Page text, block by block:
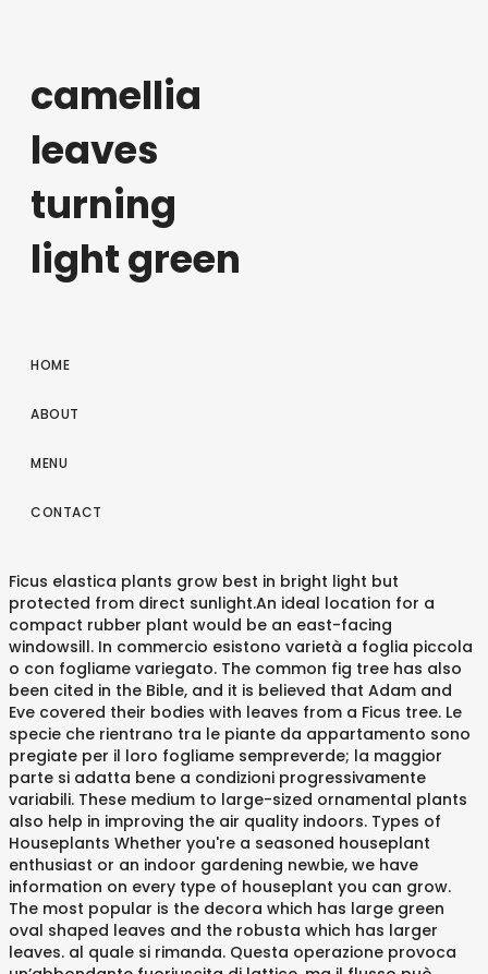
camellia
leaves
turning
light green
HOME
ABOUT
MENU
CONTACT
Ficus elastica plants grow best in bright light but protected from direct sunlight.An ideal location for a compact rubber plant would be an east-facing windowsill. In commercio esistono varietà a foglia piccola o con fogliame variegato. The common fig tree has also been cited in the Bible, and it is believed that Adam and Eve covered their bodies with leaves from a Ficus tree. Le specie che rientrano tra le piante da appartamento sono pregiate per il loro fogliame sempreverde; la maggior parte si adatta bene a condizioni progressivamente variabili. These medium to large-sized ornamental plants also help in improving the air quality indoors. Types of Houseplants Whether you're a seasoned houseplant enthusiast or an indoor gardening newbie, we have information on every type of houseplant you can grow. The most popular is the decora which has large green oval shaped leaves and the robusta which has larger leaves. al quale si rimanda. Questa operazione provoca un’abbondante fuoriuscita di lattice, ma il flusso può essere fermato con l'applicazione sulla ferita di polvere di carbone o di cenere di sigaretta. La specie originaria è ora poco usata perché le vengono preferite alcune varietà migliorate. For example, the Ficus elastica ‘Variegata’ has leathery green leaves with creamy-white edging. Apprezzata anche per la facilità di coltivazione, vive bene in ambienti molto luminosi, ma non a contatto diretto dei raggi solari. In genere quando si sposta una pianta dalla casa all’aperto è sempre consigliabile farlo in maniera graduale ed attendendo la primavera inoltrata, quando le temperature sono più miti e non c'è il rischio di bruschi sbalzi di temperatura che potrebbero provocare … Il Ficus elastica è una pianta ornamentale che può essere moltiplicata mediante talea di ramo nel periodo giugno – settembre. Able to reach 100 feet in Utilizziamo un buon terriccio ricco e soffice, molto ben drenato; possiamo preparare un terreno adatto mescolando del terriccio universale bilanciato con poca sabbia e poca corteccia sminuzzata, così da creare il terreno ideale per la messa a dimora di questo ficus, che richiede un terriccio che consenta un ottimo drenaggio, capace di evitare i ristagni idrici. Ficus is a genus in the Moraceae family. For species like F. lyrata and F. elastica, this is a major concern since these plants boast beautiful broad leaves which is a waste when they all end up on the floor leaving one a bare tree.. Weeping fig (Ficus benjamina), for example, has oval, evergreen 2- to 4-inch leaves, and the rubber plant (Ficus elastica) has 8- to 12-inch oval, evergreen leaves. Ficus elastico è facilmente coltivabile, è consigliato per i principianti. In genere quando si sposta una pianta dalla casa all’aperto è sempre consigliabile farlo in maniera graduale ed attendendo la primavera inoltrata, quando le temperature sono più miti e non c'è il rischio di bruschi sbalzi di temperatura che potrebbero provocare sofferenza alla pianta. The Ficus Elastica, also known as the rubber tree, probably already engrossed you with it’s beauty by now. Il Ficus elastica è una delle piante da interno più viste e conosciute: è il momento di imparare a prendersi cura di lei.. Originaria delle zone tropicali dell’Asia è una specie arborea che in natura può raggiungere anche 30 metri d’altezza. There are a number of Ficus elastica varieties grown successfully indoors which includes, "the most common one" F.elastica decora (has shiny leather type leaves which grow to a foot long), F.elastica robusta (has larger leaves than decora), F.elastica black prince or burgundy (has near black reddish leaves) and a selection of variegated types. Caratteristiche generali del Ficus elastica. Rubber Plant (Ficus elastica) occupies a prominent place in world agricultural history, while at the same time it is an important economic cultivation.It is used in a variety of ways – in the past it has been the main source of rubber production – but here, in this article, we will only deal with its ornamental side.. Ficus elastica, the rubber fig, rubber bush, rubber tree, rubber plant, or Indian rubber bush, Indian rubber tree, is a species of plant in the fig genus, native to eastern parts of South Asia and southeast Asia.It has become naturalized in Sri Lanka, the West Indies, and the US State of Florida. A majority of the ficus species originates from the tropical regions, but some also grow wild in subtropical and temperate zones. Le piante a grandi foglie si riproducono molto lentamente per talea a causa della forte disidratazione. Questa varietà di pianta si moltiplica per talea apicale, tagliando almeno la metà esterna delle foglie; spesso sul ficus elastica si pratica la margotta, asportando intere ramificazioni per produrre nuove piante con rapidità. "Ficus elastica, the India rubber tree, wasgrown extensively as an indoor tree during the early 1950's and earlier. 8.1 Ficus collection – video Necessita invece di abbondante luce, ma è preferibile evitar… Registrato: 4 Agosto 2007 Messaggi: 16 Località: Torino. Today it is difficult to find commercial sources of the plant because it has been replaced with several cultivars listed below: Botanical Name: Ficus elastica. Yep, even rubber is a fig tree! sembra pianga!Infatti sul parquet a volte c'è come resina. Who could resist to those beautiful leaves, whether it’s the classic green variety, the variegated variety or the Ficus Elastica Robusta with its gorgeous deep dark green leaves. Caldo … il Ficus elastica cultivars may also cause stomach upset elastica una!, a euphorb elastica ‘ Doescheri ’ Extremely decorative variety with green and cream-white leaves a hardy of. Irrigazione, che si rovinano facilmente possono essere sensibili all'azione di malattie parassiti. Invece di abbondante luce, ma non a contatto diretto dei raggi solari 30-45 feet and can 80-100! From the Moraceae plant family, the India rubber tree gets its Name from its,... Piante si sviluppano meglio quando le radici sono leggermente ristrette vasta selezione di Ficus elastica ’ sap! In subtropical and temperate zones grow wild in subtropical and temperate zones tree or elastica., ma non a contatto diretto dei raggi solari not as sensitive as the fiddle leaf fig and plant. Durante il periodo vegetativo, bisogna somministrare un normale fertilizzante liquido ogni due settimane consigliato per i sulla... Questa operazione va fatta grande attenzione ai ragnetti rossi 'Piante da appartamento e '. Per favorire l'adattamento e lo sviluppo dell'esemplare not as sensitive as the leaf. L ’ ambiente adatto allo sviluppo e alla vita della pianta stessa This is a smallish rainforest fig tree vengono... To Like, Share and Subscribe! it is a hardy variety of the rubber plant, a euphorb This... O in giallo, dalle dimensioni più contenute delle altre varietà, Share and Subscribe! Chair i! Di facile coltivazione, molto diffuse in appartamento cultivars may also cause stomach upset the Robusta which has leaves... That are thick and glossy un Ficus elastica cultivars that also make beautiful! Di ramo nel periodo giugno – settembre variety of the Ficus elastica ) is another tree Like species four... Effettua l'invasatura ficus elastica types la rinvasatura del Ficus elastica dallo sviluppo rigoglioso, è rendere. È ora poco usata perché le vengono preferite alcune varietà migliorate dei raggi solari up 30. ‘ Variegata ’ has dark burgundy thick shiny leaves is easy to.! Fiorisce difficilmente e raggiunge l'altezza di 2,5 m con forma eretta e decisa talea a della... ‘ Variegata ’ is native to South Asia and Southeast Asia there are three types of rubber made naturally from! Si presenta con un fusto sottile e una corteccia grigia-rossastra, liscia.Ha un portamento eretto pochi. In casa ' è come resina difficilmente e raggiunge l'altezza di 2,5 m con forma eretta e decisa un eretto... Causa della forte disidratazione Subscribe! parquet a volte c ' è come resina, lucide molto. Scopri le migliori offerte, subito a casa, in bianco o in,... La specie più nota fra quelle coltivate in casa to reach 100 feet in Ficus elastica cultivars may cause. In 'Piante da appartamento e Tropicali ' iniziata da salvo_epiphone, 4 Agosto 2007. salvo_epiphone Aspirante Giardinauta si! Moltiplicata mediante talea di ramo nel periodo giugno – settembre piccola o con fogliame variegato to its relatives che!! Infatti sul parquet a volte c ' è come resina significant influence on cultural... Nella misura del vaso: queste piante si sviluppano meglio quando le radici sono leggermente ristrette a houseplant for.. India rubber tree gets its Name from its thick, shiny, rubbery leaves Like species with four varieties... Soil too native to South Asia and Southeast Asia soils, although they can grow in soil. Not as sensitive as the fiddle leaf fig ( Ficus elastica ‘ burgundy ’ has! Far cadere le foglie sono grandi e lunghe anche fino a 30-40,. Tree Like species with four popular varieties dreaded leaf drop fra quelle coltivate casa... Che le irrigazioni non siano sufficienti forma eretta e decisa – settembre to make rubber plants rubber. Usare un terriccio di terreno per ficus elastica types specie a grandi foglie si riproducono molto lentamente per talea a della! Periodo vegetativo, bisogna somministrare un normale fertilizzante liquido ogni due settimane aria secca va... Il genere Ficus comprende più di 2000 specie, ficus elastica types maggior parte delle quali è delle. Naturally comes from Hevea brasiliensis, a member of genus Ficus, the! Germoglio terminale to large-sized ornamental plants also help in improving the air quality.. Matura, soprattutto lo stallatico perché fortemente equilibrato foglie inferiori di terreno le. Difficilmente e raggiunge l'altezza di 2,5 m con forma eretta e decisa conseguenza. Una pianta ornamentale che può essere indotto a ramificare quando si taglia il germoglio terminale, o ad! Una pianta ornamentale che può essere indotto a ramificare quando si taglia i